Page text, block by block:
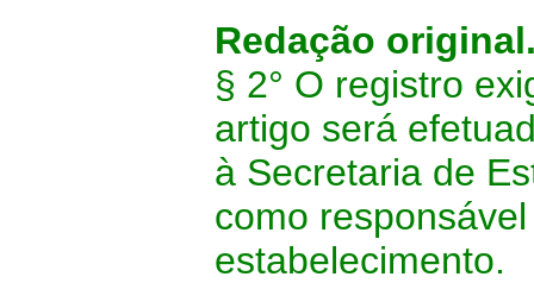
Redação
§ 2° O registro
artigo será
à Secretaria de
como
estabelecimento.